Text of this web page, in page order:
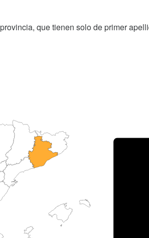
que tienen solo de primer